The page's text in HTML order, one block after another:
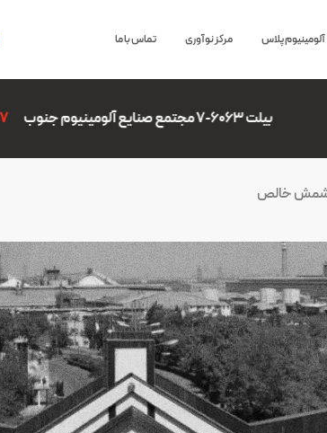
آلومینیوم پلاس مرکز نوآوری تماس با ما
6,306,507
شمش خالص